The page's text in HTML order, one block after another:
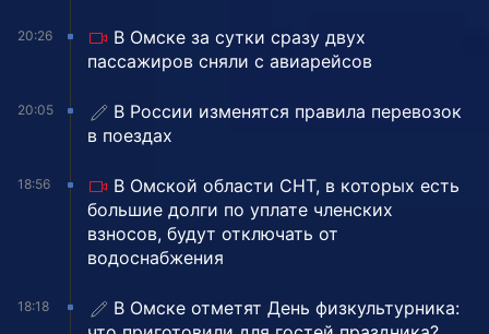
20:26
В Омске за сутки сразу двух
пассажиров сняли с авиарейсов
20:05
В России изменятся правила перевозок
в поездах
18:56
В Омской области СНТ, в которых есть
большие долги по уплате членских
взносов, будут отключать от
водоснабжения
18:18
В Омске отметят День физкультурника: